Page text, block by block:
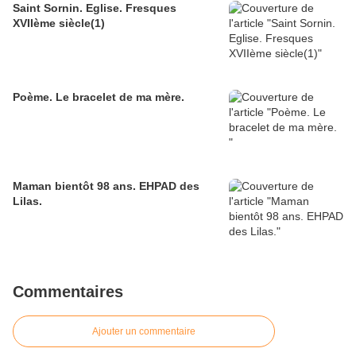
Saint Sornin. Eglise. Fresques
XVIIème siècle(1)
Poème. Le bracelet de ma mère.
Maman bientôt 98 ans. EHPAD des
Lilas.
Commentaires
Ajouter un commentaire